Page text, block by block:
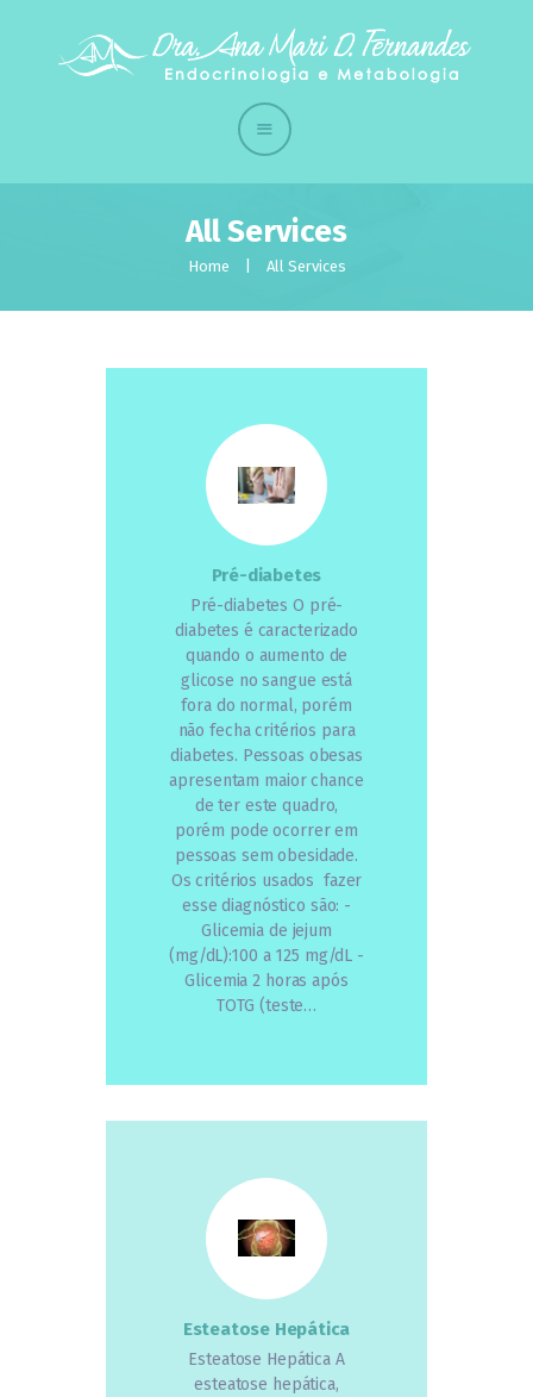
All Services
Home All Services
A Clínica
Tratamentos
Contato
Pré-diabetes
Pré-diabetes O pré-
diabetes é caracterizado
quando o aumento de
glicose no sangue está
fora do normal, porém
não fecha critérios para
diabetes. Pessoas obesas
apresentam maior chance
de ter este quadro,
porém pode ocorrer em
pessoas sem obesidade.
Os critérios usados fazer
esse diagnóstico são: -
Glicemia de jejum
(mg/dL):100 a 125 mg/dL -
Glicemia 2 horas após
TOTG (teste…
Esteatose Hepática
Esteatose Hepática A
esteatose hepática,